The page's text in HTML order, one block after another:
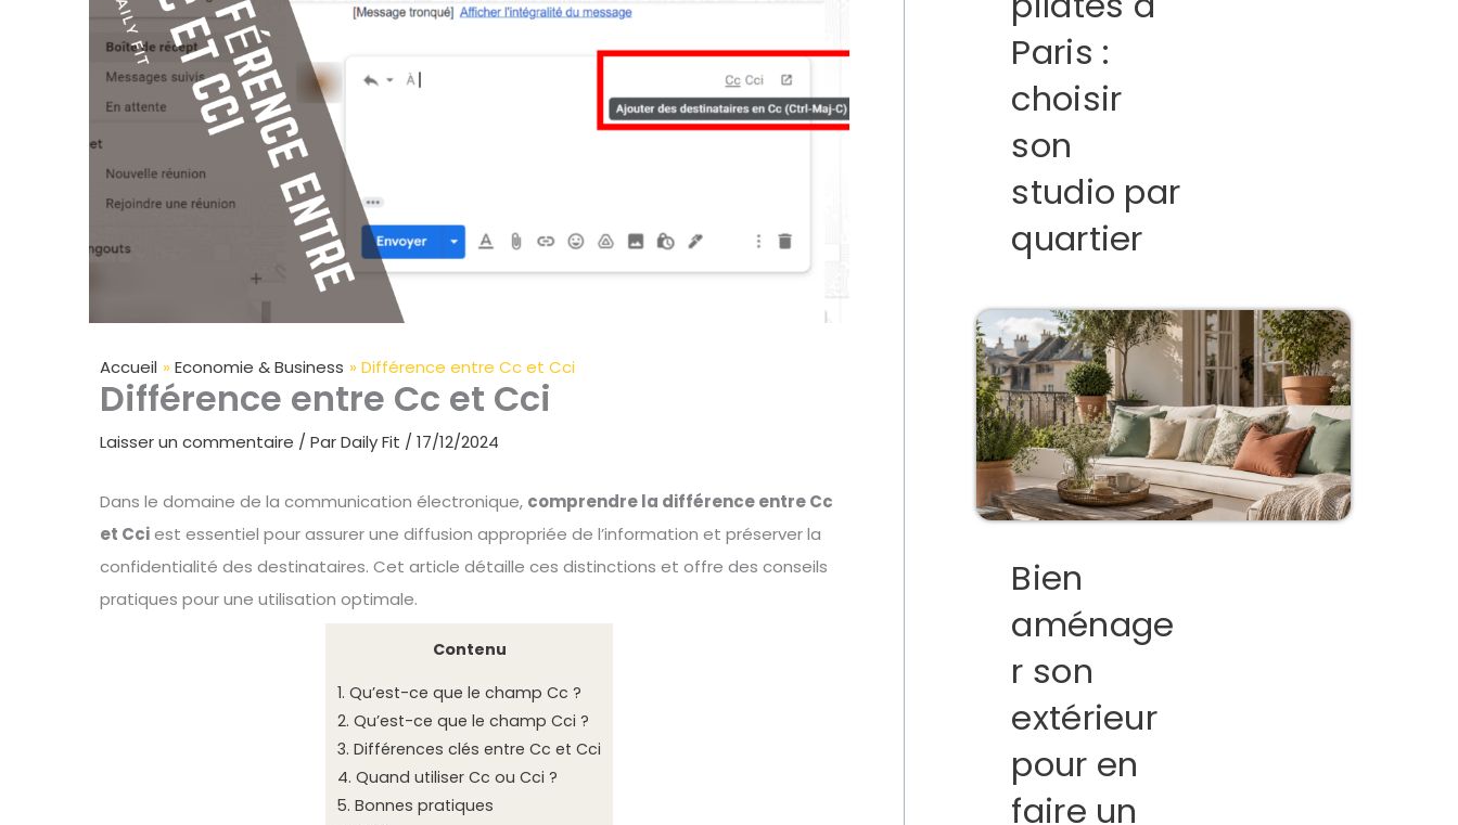
Accueil Economie & Business Différence entre Cc et Cci
Différence entre Cc et Cci
Laisser un commentaire / ParDaily Fit /17/12/2024
Dans le domaine de la communication électronique, comprendre la différence entre Cc
et Cciest essentiel pour assurer une diffusion appropriée de l’information et préserver la
confidentialité des destinataires. Cet article détaille ces distinctions et offre des conseils
pratiques pour une utilisation optimale.
Contenu
1. Qu’est-ce que le champ Cc ?
2. Qu’est-ce que le champ Cci ?
3. Différences clés entre Cc et Cci
4. Quand utiliser Cc ou Cci ?
5. Bonnes pratiques
Paris :
choisir
son
studio par
quartier
Bien
aménage
r son
extérieur
pour en
faire un